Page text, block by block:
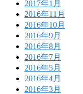
2017年1月
2016年11月
2016年10月
2016年9月
2016年8月
2016年7月
2016年5月
2016年4月
2016年3月